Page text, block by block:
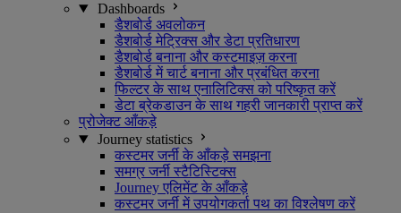
Dashboards
डैशबोर्ड अवलोकन
डैशबोर्ड मेट्रिक्स और डेटा प्रतिधारण
डैशबोर्ड बनाना और कस्टमाइज़ करना
डैशबोर्ड में चार्ट बनाना और प्रबंधित करना
फिल्टर के साथ एनालिटिक्स को परिष्कृत करें
डेटा ब्रेकडाउन के साथ गहरी जानकारी प्राप्त करें
प्रोजेक्ट आँकड़े
Journey statistics
कस्टमर जर्नी के आँकड़े समझना
समग्र जर्नी स्टैटिस्टिक्स
Journey एलिमेंट के आँकड़े
कस्टमर जर्नी में उपयोगकर्ता पथ का विश्लेषण करें